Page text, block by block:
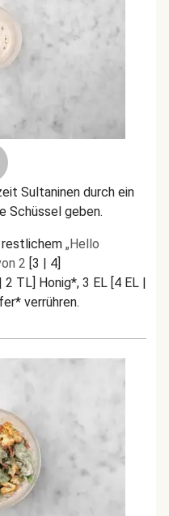
Sultaninen durch ein
Schüssel geben.
restlichem „Hello
2 [3 | 4]
TL] Honig*, 3 EL [4 EL |
verrühren.